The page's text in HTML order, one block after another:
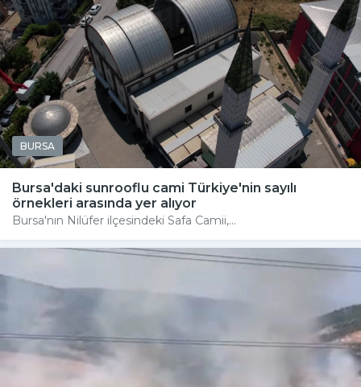
BURSA
Bursa'daki sunrooflu cami Türkiye'nin sayılı
örnekleri arasında yer alıyor
Bursa'nın Nilüfer ilçesindeki Safa Camii,...